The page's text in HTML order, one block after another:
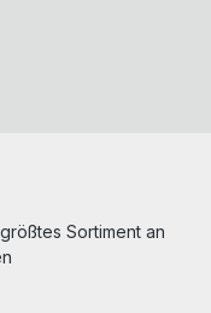
Sortiment an